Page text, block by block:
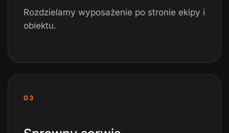
Rozdzielamy wyposażenie po stronie ekipy i
obiektu.
03